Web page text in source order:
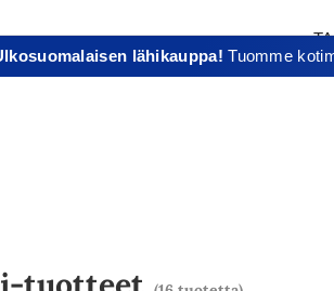
lähikauppa!Tuomme